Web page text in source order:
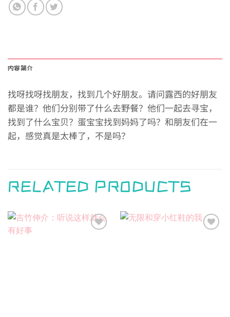
内容简介
找呀找呀找朋友，找到几个好朋友。请问露西的好朋友
都是谁？他们分别带了什么去野餐？他们一起去寻宝，
找到了什么宝贝？蛋宝宝找到妈妈了吗？和朋友们在一
起，感觉真是太棒了，不是吗？
RELATED PRODUCTS